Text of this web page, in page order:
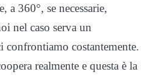
a 360°, se necessarie,
nel caso serva un
confrontiamo costantemente.
realmente e questa è la